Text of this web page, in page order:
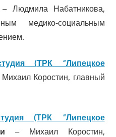
– Людмила Набатникова,
медико-социальным
(ТРК “Липецкое
Михаил Коростин, главный
(ТРК “Липецкое
– Михаил Коростин,